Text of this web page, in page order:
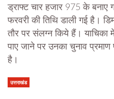
ड्राफ्ट चार हजार 975 के बनाए
फरवरी की तिथि डाली गई है।
तौर पर संलग्न किये हैं।
पाए जाने पर उनका चुनाव
है।
उत्तराखंड